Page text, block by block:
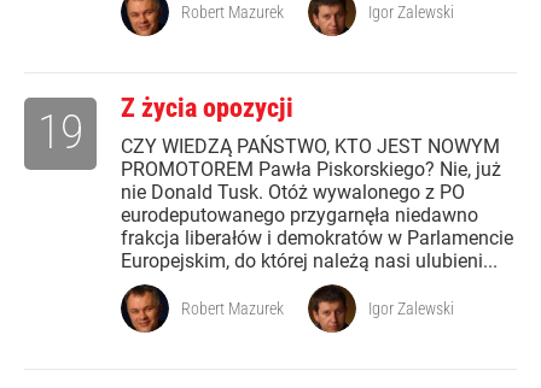
Robert Mazurek Igor Zalewski
Z życia opozycji
CZY WIEDZĄ PAŃSTWO, KTO JEST NOWYM
PROMOTOREM Pawła Piskorskiego? Nie, już
nie Donald Tusk. Otóż wywalonego z PO
eurodeputowanego przygarnęła niedawno
frakcja liberałów i demokratów w Parlamencie
Europejskim, do której należą nasi ulubieni...
19
Robert Mazurek Igor Zalewski